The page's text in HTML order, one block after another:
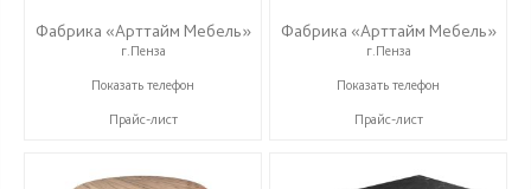
Фабрика «Арттайм Мебель»
г.Пенза
+7 (800) 201-23-49
Показать телефон
Прайс-лист
Фабрика «Арттайм Мебель»
г.Пенза
+7 (800) 201-23-49
Показать телефон
Прайс-лист